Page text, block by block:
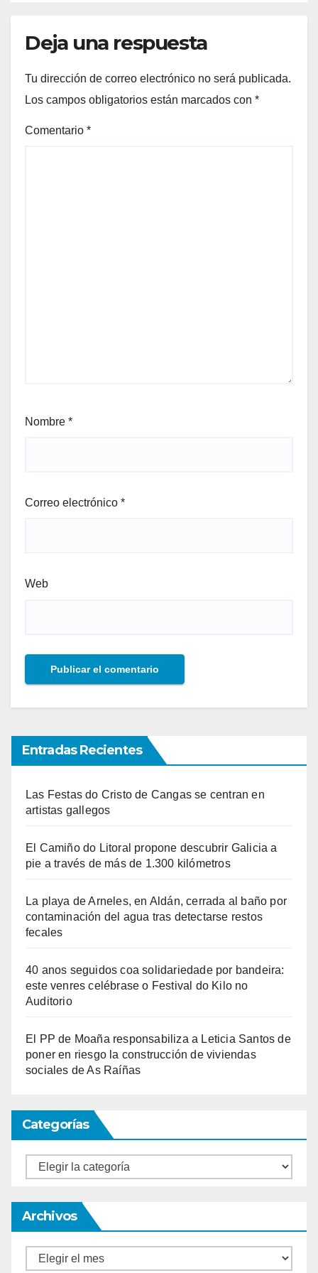
Deja una respuesta
Tu dirección de correo electrónico no será publicada.
Los campos obligatorios están marcados con *
Comentario *
Nombre *
Correo electrónico *
Web
Entradas Recientes
Las Festas do Cristo de Cangas se centran en
artistas gallegos
El Camiño do Litoral propone descubrir Galicia a
pie a través de más de 1.300 kilómetros
La playa de Arneles, en Aldán, cerrada al baño por
contaminación del agua tras detectarse restos
fecales
40 anos seguidos coa solidariedade por bandeira:
este venres celébrase o Festival do Kilo no
Auditorio
El PP de Moaña responsabiliza a Leticia Santos de
poner en riesgo la construcción de viviendas
sociales de As Raíñas
Categorías
Categorías
Archivos
Archivos